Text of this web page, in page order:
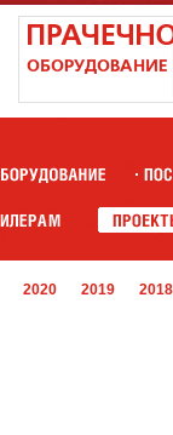
2020 2019 2018